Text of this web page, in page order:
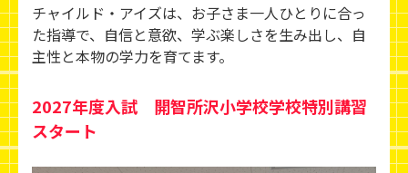
チャイルド・アイズは、お子さま一人ひとりに合っ
た指導で、自信と意欲、学ぶ楽しさを生み出し、 自
主性と本物の学力を育てます。
2027年度入試 開智所沢小学校学校特別講習
スタート